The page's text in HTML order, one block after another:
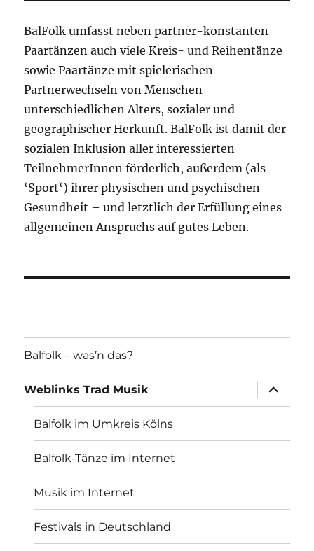
BalFolk umfasst neben partner-konstanten
Paartänzen auch viele Kreis- und Reihentänze
sowie Paartänze mit spielerischen
Partnerwechseln von Menschen
unterschiedlichen Alters, sozialer und
geographischer Herkunft. BalFolk ist damit der
sozialen Inklusion aller interessierten
TeilnehmerInnen förderlich, außerdem (als
‘Sport‘) ihrer physischen und psychischen
Gesundheit – und letztlich der Erfüllung eines
allgemeinen Anspruchs auf gutes Leben.
Balfolk – was’n das?
Weblinks Trad Musik
öffnen
Balfolk im Umkreis Kölns
Balfolk-Tänze im Internet
Musik im Internet
Festivals in Deutschland